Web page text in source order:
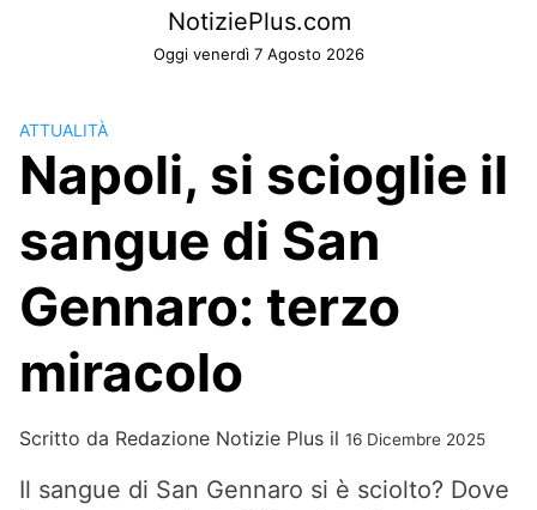
NotiziePlus.com
Oggi venerdì 7 Agosto 2026
ATTUALITÀ
Napoli, si scioglie il
sangue di San
Gennaro: terzo
miracolo
Scritto da Redazione Notizie Plus il 16 Dicembre 2025
Il sangue di San Gennaro si è sciolto? Dove